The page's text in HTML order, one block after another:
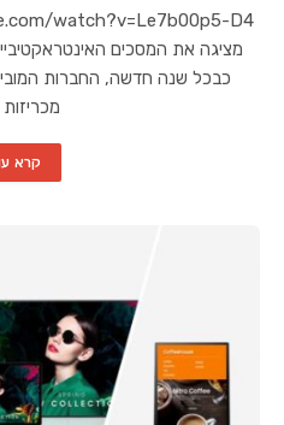
מציגה את המסכים
קרא